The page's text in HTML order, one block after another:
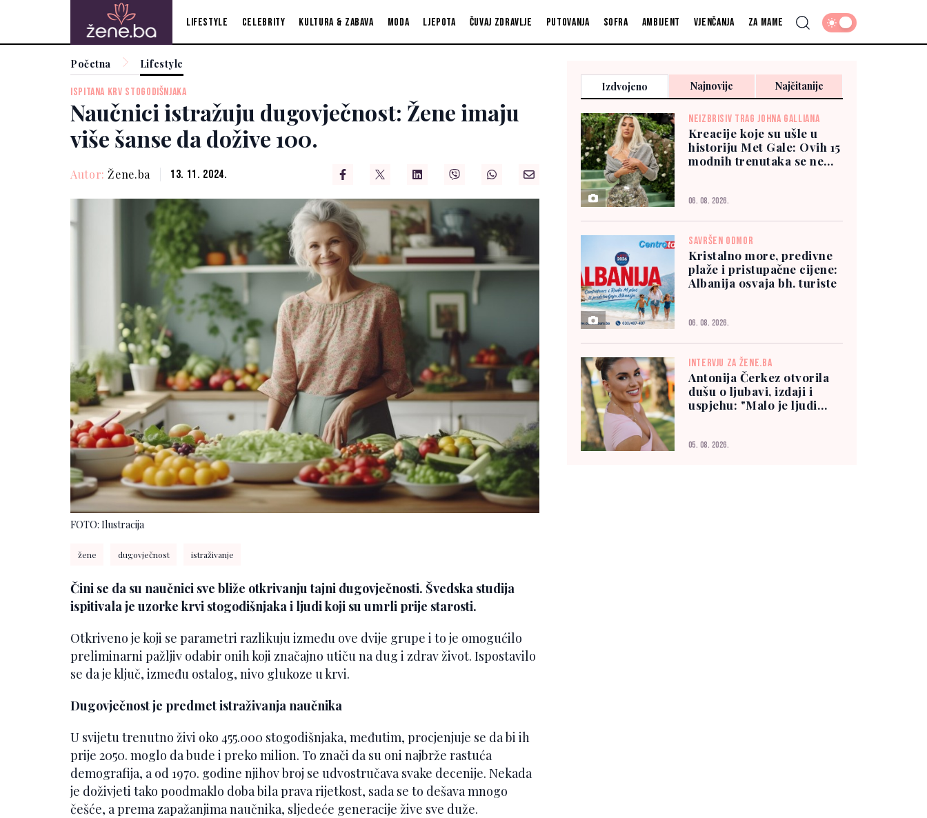
Lifestyle Celebrity Kultura & zabava Moda Ljepota Čuvaj zdravlje Putovanja Sofra Ambijent Vjenčanja Za mame
Početna Lifestyle
ISPITANA KRV STOGODIŠNJAKA
Naučnici istražuju dugovječnost: Žene imaju
više šanse da dožive 100.
Autor: Žene.ba 13. 11. 2024.
FOTO: Ilustracija
žene dugovječnost istraživanje
Čini se da su naučnici sve bliže otkrivanju tajni dugovječnosti. Švedska studija
ispitivala je uzorke krvi stogodišnjaka i ljudi koji su umrli prije starosti.
Otkriveno je koji se parametri razlikuju između ove dvije grupe i to je omogućilo
preliminarni pažljiv odabir onih koji značajno utiču na dug i zdrav život. Ispostavilo
se da je ključ, između ostalog, nivo glukoze u krvi.
Dugovječnost je predmet istraživanja naučnika
U svijetu trenutno živi oko 455.000 stogodišnjaka, međutim, procjenjuje se da bi ih
prije 2050. moglo da bude i preko milion. To znači da su oni najbrže rastuća
demografija, a od 1970. godine njihov broj se udvostručava svake decenije. Nekada
je doživjeti tako poodmaklo doba bila prava rijetkost, sada se to dešava mnogo
češće, a prema zapažanjima naučnika, sljedeće generacije žive sve duže.
Izdvojeno Najnovije Najčitanije
NEIZBRISIV TRAG JOHNA GALLIANA
Kreacije koje su ušle u
historiju Met Gale: Ovih 15
modnih trenutaka se ne
06. 08. 2026.
SAVRŠEN ODMOR
Kristalno more, predivne
plaže i pristupačne cijene:
Albanija osvaja bh. turiste
06. 08. 2026.
INTERVJU ZA ŽENE.BA
Antonija Čerkez otvorila
dušu o ljubavi, izdaji i
uspjehu: "Malo je ljudi
05. 08. 2026.